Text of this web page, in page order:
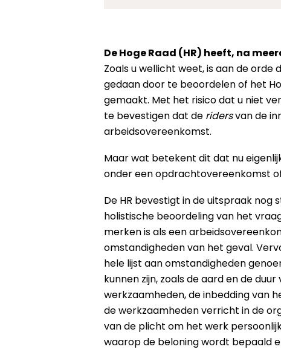
De Hoge Raad (HR) heeft, na
Zoals u wellicht weet, is aan de orde
gedaan door te beoordelen of het
gemaakt. Met het risico dat u niet
te bevestigen dat de ridersvan de
arbeidsovereenkomst.
Maar wat betekent dit dat nu
onder een opdrachtovereenkomst
De HR bevestigt in de uitspraak nog
holistische beoordeling van het
merken is als een
omstandigheden van het geval.
hele lijst aan omstandigheden
kunnen zijn, zoals de aard en de duur
werkzaamheden, de inbedding van
de werkzaamheden verricht in de
van de plicht om het werk
waarop de beloning wordt bepaald